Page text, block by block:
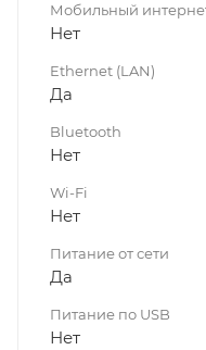
Мобильный
Нет
Ethernet (LAN)
Да
Bluetooth
Нет
Wi-Fi
Нет
Питание от сети
Да
Питание по USB
Нет